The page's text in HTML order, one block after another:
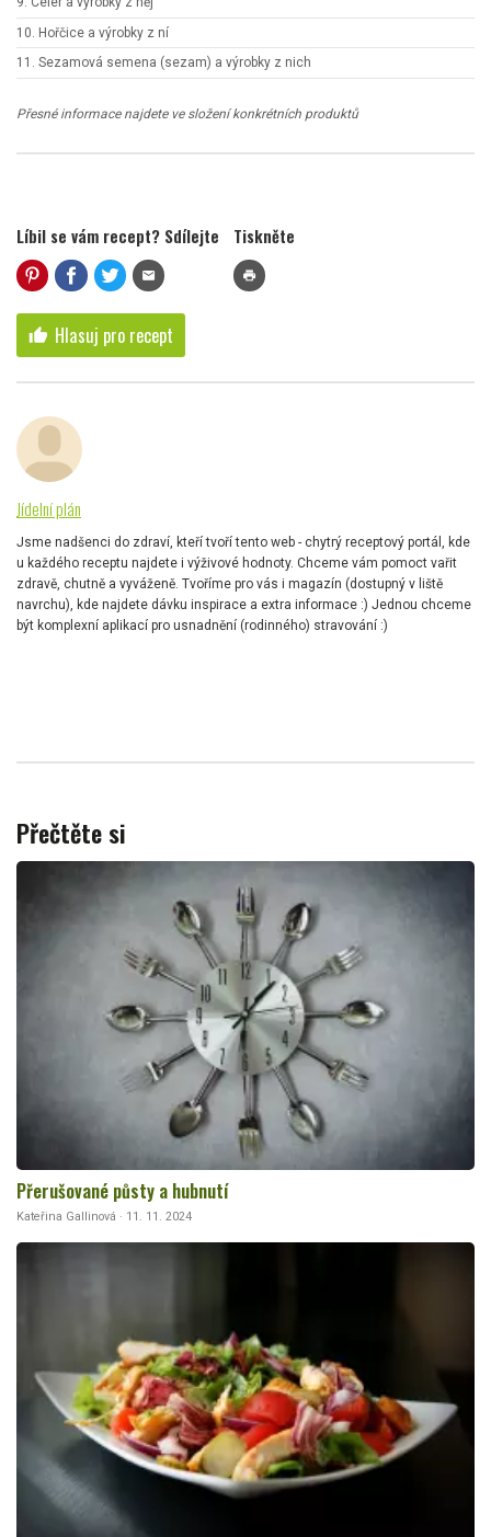
10. Hořčice a výrobky z ní
11. Sezamová semena (sezam) a výrobky z nich
Přesné informace najdete ve složení konkrétních produktů
Líbil se vám recept? Sdílejte
mail
Tiskněte
print
thumb_up Hlasuj pro recept
Jídelní plán
Jsme nadšenci do zdraví, kteří tvoří tento web - chytrý receptový portál, kde
u každého receptu najdete i výživové hodnoty. Chceme vám pomoct vařit
zdravě, chutně a vyváženě. Tvoříme pro vás i magazín (dostupný v liště
navrchu), kde najdete dávku inspirace a extra informace :) Jednou chceme
být komplexní aplikací pro usnadnění (rodinného) stravování :)
Přečtěte si
Přerušované půsty a hubnutí
Kateřina Gallinová · 11. 11. 2024